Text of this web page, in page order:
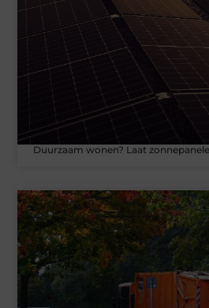
Duurzaam wonen? Laat